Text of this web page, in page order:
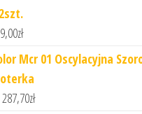
zł
Mcr 01 Oscylacyjna
287,70zł